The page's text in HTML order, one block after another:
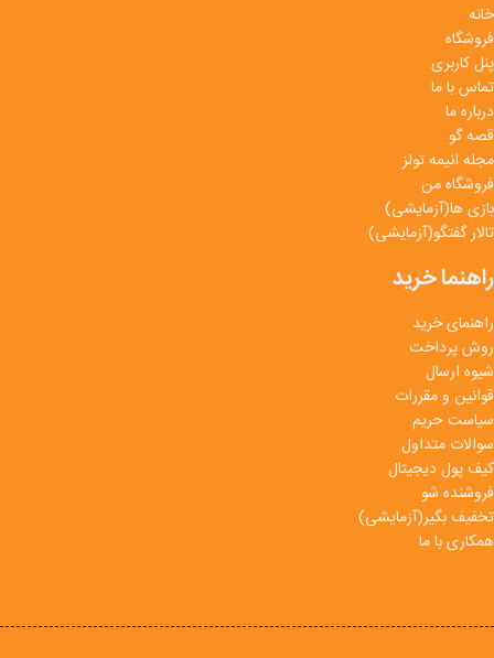
خانه
فروشگاه
پنل کاربری
تماس با ما
درباره ما
قصه گو
مجله انیمه تولز
فروشگاه من
بازی ها(آزمایشی)
تالار گفتگو(آزمایشی)
راهنما خرید
راهنمای خرید
روش پرداخت
شیوه ارسال
قوانین و مقررات
سیاست حریم
سوالات متداول
کیف پول دیجیتال
فروشنده شو
تخفیف بگیر(آزمایشی)
همکاری با ما